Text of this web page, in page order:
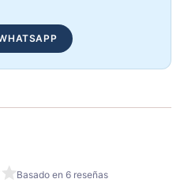
Basado en 6 reseñas